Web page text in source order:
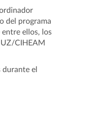
del programa
ellos, los
CIHEAM
el